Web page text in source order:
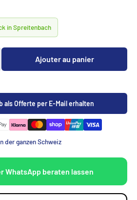
in Spreitenbach
Ajouter au panier
als Offerte per E-Mail erhalten
der ganzen Schweiz
WhatsApp beraten lassen